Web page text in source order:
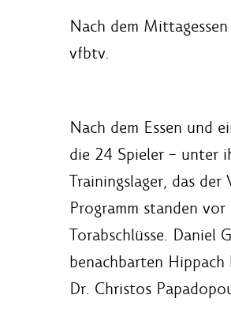
Nach dem
vfbtv.
Nach dem Essen und
die 24 Spieler – unter
Trainingslager, das
Programm standen
Torabschlüsse. Daniel
benachbarten
Dr. Christos